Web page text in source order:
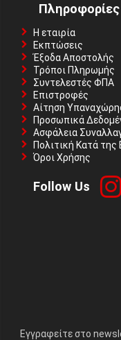
Πληροφορίες
Η εταιρία
Εκπτώσεις
Έξοδα Αποστολής
Τρόποι Πληρωμής
Συντελεστές ΦΠΑ
Επιστροφές
Αίτηση
Προσωπικά
Ασφάλεια
Πολιτική Κατά της
Όροι Χρήσης
Follow Us
Εγγραφείτε στο